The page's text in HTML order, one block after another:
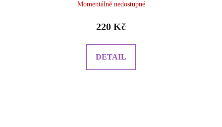
Momentálně nedostupné
220 Kč
DETAIL